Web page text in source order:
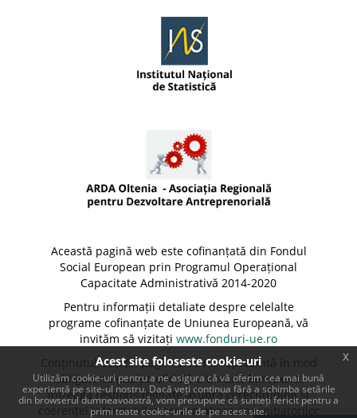
Această pagină web este cofinanțată din Fondul
Social European prin Programul Operațional
Capacitate Administrativă 2014-2020
Pentru informații detaliate despre celelalte
programe cofinanțate de Uniunea Europeană, vă
invităm să vizitați www.fonduri-ue.ro
Conținutul acestei pagini web nu reprezintă în mod
obligatoriu poziția oficială a Uniunii Europene.
Întreaga responsabilitate asupra corectitudinii și
coerenței informațiilor prezentate revine inițiatorilor
Acest site foloseste cookie-uri
Utilizăm cookie-uri pentru a ne asigura că vă oferim cea mai bună
experiență pe site-ul nostru. Dacă veți continua fără a schimba setările
din browserul dumneavoastră, vom presupune că sunteți fericit pentru a
primi toate cookie-urile de pe acest site.
x